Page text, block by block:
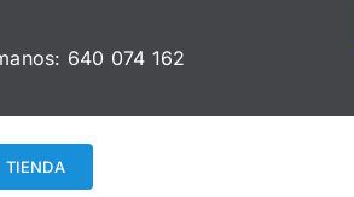
640 074 162
TIENDA